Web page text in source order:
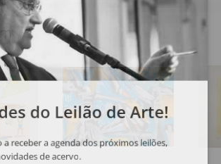
do Leilão de Arte!
a receber a agenda dos próximos leilões,
de acervo.